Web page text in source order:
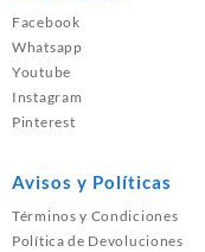
Facebook
Whatsapp
Youtube
Instagram
Pinterest
Avisos y Políticas
Términos y Condiciones
Política de Devoluciones